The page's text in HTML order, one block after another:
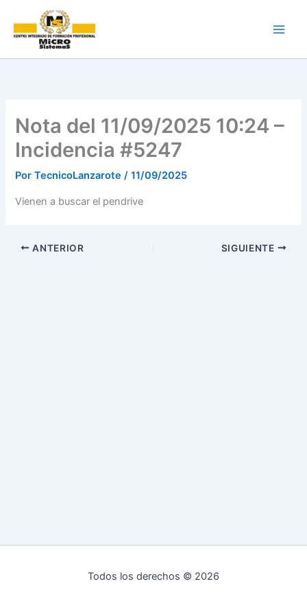
contenido
Nota del 11/09/2025 10:24 –
Incidencia #5247
PorTecnicoLanzarote/11/09/2025
Vienen a buscar el pendrive
ANTERIOR SIGUIENTE
Todos los derechos © 2026